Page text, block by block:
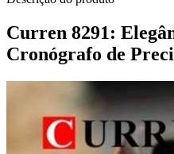
Curren 8291:
Cronógrafo de